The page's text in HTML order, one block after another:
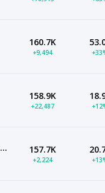
160.7K
+9,494
158.9K
+22,487
Комсомольская правда
157.7K
+2,224